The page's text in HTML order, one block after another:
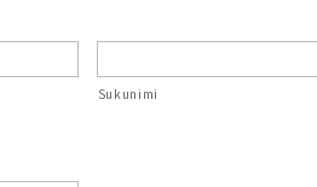
Sukunimi